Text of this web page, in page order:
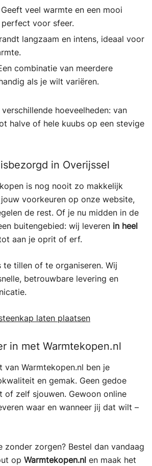
veel warmte en een mooi
voor sfeer.
langzaam en intens, ideaal voor
combinatie van meerdere
als je wilt variëren.
hoeveelheden: van
halve of hele kuubs op een stevige
in Overijssel
is nog nooit zo makkelijk
voorkeuren op onze website,
de rest. Of je nu midden in de
buitengebied: wij leveren in heel
aan je oprit of erf.
tillen of te organiseren. Wij
betrouwbare levering en
laten plaatsen
in met Warmtekopen.nl
van Warmtekopen.nl ben je
en gemak. Geen gedoe
of zelf sjouwen. Gewoon online
waar en wanneer jij dat wilt –
zonder zorgen? Bestel dan vandaag
op Warmtekopen.nl en maak het